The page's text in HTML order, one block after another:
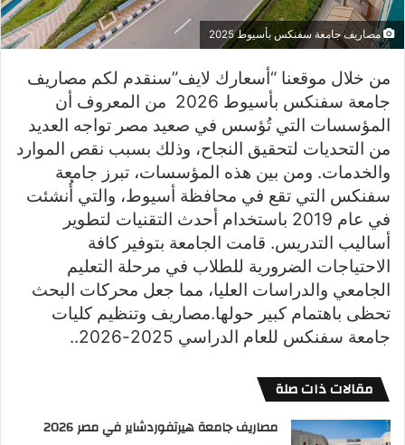
مصاريف جامعة سفنكس بأسيوط 2025
من خلال موقعنا “أسعارك لايف”سنقدم لكم مصاريف
جامعة سفنكس بأسيوط 2026 من المعروف أن
المؤسسات التي تُؤسس في صعيد مصر تواجه العديد
من التحديات لتحقيق النجاح، وذلك بسبب نقص الموارد
والخدمات. ومن بين هذه المؤسسات، تبرز جامعة
سفنكس التي تقع في محافظة أسيوط، والتي أُنشئت
في عام 2019 باستخدام أحدث التقنيات لتطوير
أساليب التدريس. قامت الجامعة بتوفير كافة
الاحتياجات الضرورية للطلاب في مرحلة التعليم
الجامعي والدراسات العليا، مما جعل محركات البحث
تحظى باهتمام كبير حولها.مصاريف وتنظيم كليات
جامعة سفنكس للعام الدراسي 2025-2026..
مقالات ذات صلة
مصاريف جامعة هيرتفوردشاير في مصر 2026